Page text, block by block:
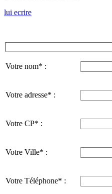
lui ecrire
Votre nom* :
Votre adresse* :
Votre CP* :
Votre Ville* :
Votre Téléphone* :